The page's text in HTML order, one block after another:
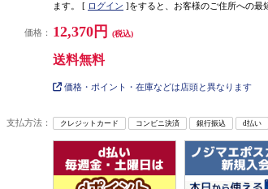
ます。 [ ログイン ]をすると、お客様のご住所への最
価格： 12,370円 (税込)
送料無料
価格・ポイント・在庫などは店頭と異なります
支払方法： クレジットカード コンビニ決済 銀行振込 d払い